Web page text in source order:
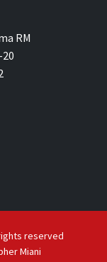
RM
reserved
Miani